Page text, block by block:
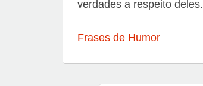
verdades a respeito deles.
Frases de Humor